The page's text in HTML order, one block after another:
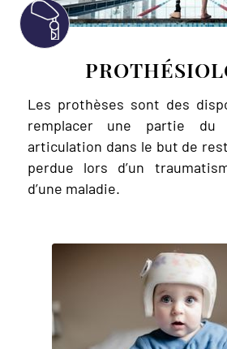
Les prothèses sont des
remplacer une partie
articulation dans le but de
perdue lors d’un
d’une maladie.